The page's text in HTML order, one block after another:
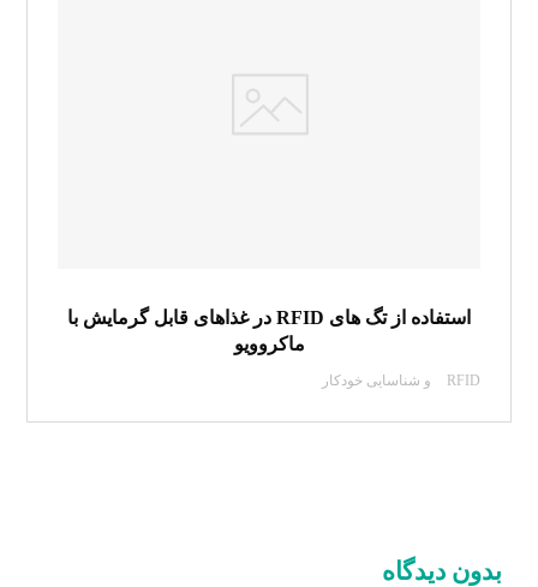
استفاده از تگ های RFID در غذاهای قابل گرمایش با
ماکروویو
RFID و شناسایی خودکار
بدون دیدگاه